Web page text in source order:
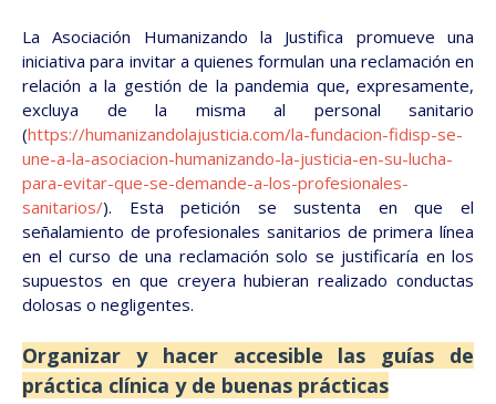
La Asociación Humanizando la Justifica promueve una
iniciativa para invitar a quienes formulan una reclamación en
relación a la gestión de la pandemia que, expresamente,
excluya de la misma al personal sanitario
(https://humanizandolajusticia.com/la-fundacion-fidisp-se-
une-a-la-asociacion-humanizando-la-justicia-en-su-lucha-
para-evitar-que-se-demande-a-los-profesionales-
sanitarios/). Esta petición se sustenta en que el
señalamiento de profesionales sanitarios de primera línea
en el curso de una reclamación solo se justificaría en los
supuestos en que creyera hubieran realizado conductas
dolosas o negligentes.
Organizar y hacer accesible las guías de
práctica clínica y de buenas prácticas